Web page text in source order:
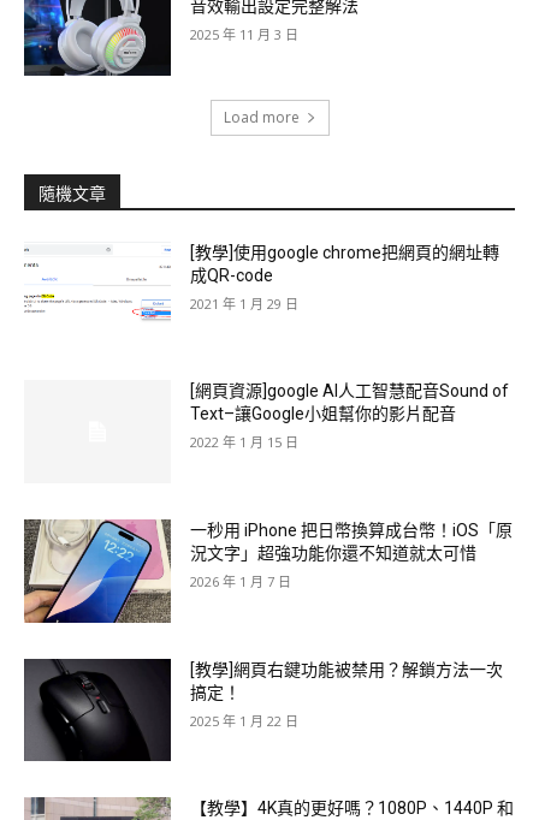
音效輸出設定完整解法
2025 年 11 月 3 日
Load more
隨機文章
[教學]使用google chrome把網頁的網址轉
成QR-code
2021 年 1 月 29 日
[網頁資源]google AI人工智慧配音Sound of
Text–讓Google小姐幫你的影片配音
2022 年 1 月 15 日
一秒用 iPhone 把日幣換算成台幣！iOS「原
況文字」超強功能你還不知道就太可惜
2026 年 1 月 7 日
[教學]網頁右鍵功能被禁用？解鎖方法一次
搞定！
2025 年 1 月 22 日
【教學】4K真的更好嗎？1080P、1440P 和